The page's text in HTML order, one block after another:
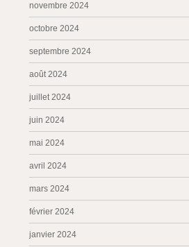
novembre 2024
octobre 2024
septembre 2024
août 2024
juillet 2024
juin 2024
mai 2024
avril 2024
mars 2024
février 2024
janvier 2024